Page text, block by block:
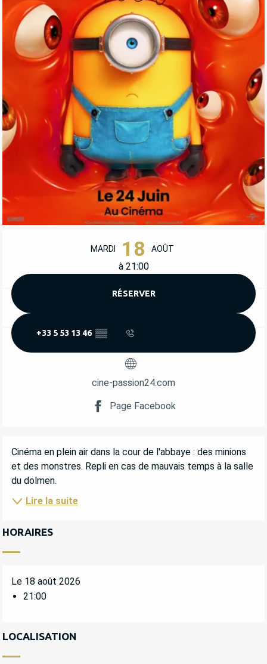
OUVERTURE ET COORDONNÉES
MARDI 18 AOÛT
à 21:00
RÉSERVER
+33 5 53 13 46 ▒▒
cine-passion24.com
Page Facebook
DESCRIPTION
Cinéma en plein air dans la cour de l'abbaye : des minions
et des monstres. Repli en cas de mauvais temps à la salle
du dolmen.
Lire la suite
HORAIRES
Le 18 août 2026
21:00
LOCALISATION